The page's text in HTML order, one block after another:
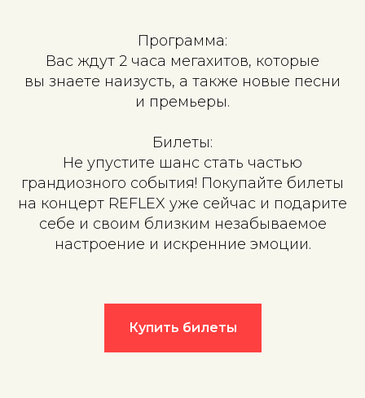
Программа:
Вас ждут 2 часа мегахитов, которые
вы знаете наизусть, а также новые песни
и премьеры.
Билеты:
Не упустите шанс стать частью
грандиозного события! Покупайте билеты
на концерт REFLEX уже сейчас и подарите
себе и своим близким незабываемое
настроение и искренние эмоции.
Купить билеты